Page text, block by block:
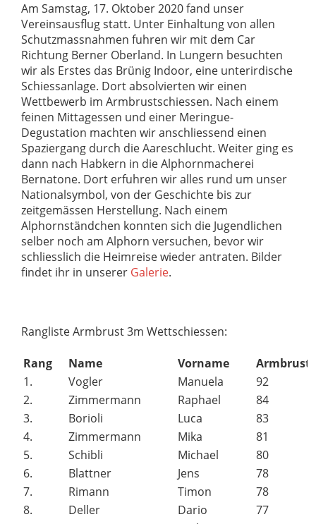
Am Samstag, 17. Oktober 2020 fand unser
Vereinsausflug statt. Unter Einhaltung von allen
Schutzmassnahmen fuhren wir mit dem Car
Richtung Berner Oberland. In Lungern besuchten
wir als Erstes das Brünig Indoor, eine unterirdische
Schiessanlage. Dort absolvierten wir einen
Wettbewerb im Armbrustschiessen. Nach einem
feinen Mittagessen und einer Meringue-
Degustation machten wir anschliessend einen
Spaziergang durch die Aareschlucht. Weiter ging es
dann nach Habkern in die Alphornmacherei
Bernatone. Dort erfuhren wir alles rund um unser
Nationalsymbol, von der Geschichte bis zur
zeitgemässen Herstellung. Nach einem
Alphornständchen konnten sich die Jugendlichen
selber noch am Alphorn versuchen, bevor wir
schliesslich die Heimreise wieder antraten. Bilder
findet ihr in unserer Galerie.
Rangliste Armbrust 3m Wettschiessen:
Rang Name Vorname
Armbrust
1.
Vogler Manuela
92
2.
Zimmermann Raphael
84
3.
Borioli Luca
83
4.
Zimmermann Mika
81
5.
Schibli Michael
80
6.
Blattner Jens
78
7.
Rimann Timon
78
8.
Deller Dario
77